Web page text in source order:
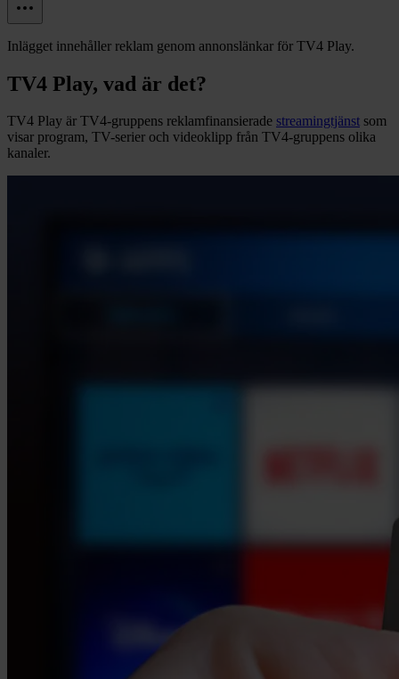
Inlägget innehåller reklam genom annonslänkar för TV4 Play.
TV4 Play, vad är det?
TV4 Play är TV4-gruppens reklamfinansierade streamingtjänst som
visar program, TV-serier och videoklipp från TV4-gruppens olika
kanaler.